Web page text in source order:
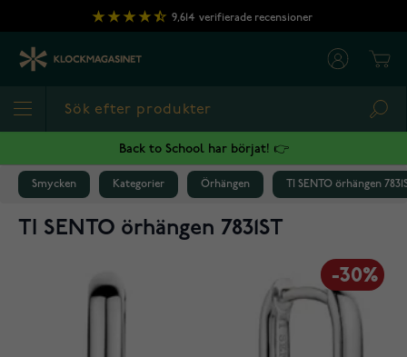
Hoppa till innehållet
9,614 verifierade recensioner
Back to School har börjat! 👉
Smycken Kategorier Örhängen TI SENTO örhängen
TI SENTO örhängen 7831ST
-30%